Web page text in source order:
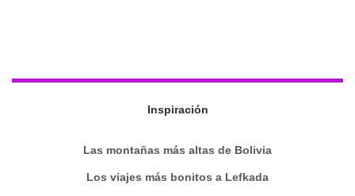
Inspiración
Las montañas más altas de Bolivia
Los viajes más bonitos a Lefkada